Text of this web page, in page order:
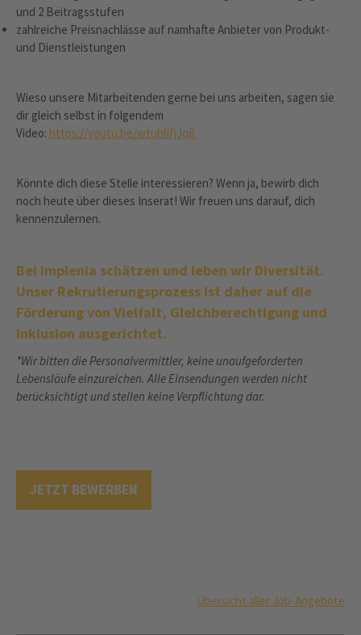
und 2 Beitragsstufen
zahlreiche Preisnachlässe auf namhafte Anbieter von Produkt-
und Dienstleistungen
Wieso unsere Mitarbeitenden gerne bei uns arbeiten, sagen sie
dir gleich selbst in folgendem
Video: https://youtu.be/wtuhlIfjJq8.
Könnte dich diese Stelle interessieren? Wenn ja, bewirb dich
noch heute über dieses Inserat! Wir freuen uns darauf, dich
kennenzulernen.
Bei Implenia schätzen und leben wir Diversität.
Unser Rekrutierungsprozess ist daher auf die
Förderung von Vielfalt, Gleichberechtigung und
Inklusion ausgerichtet.
*Wir bitten die Personalvermittler, keine unaufgeforderten
Lebensläufe einzureichen. Alle Einsendungen werden nicht
berücksichtigt und stellen keine Verpflichtung dar.
JETZT BEWERBEN
Übersicht aller Job-Angebote